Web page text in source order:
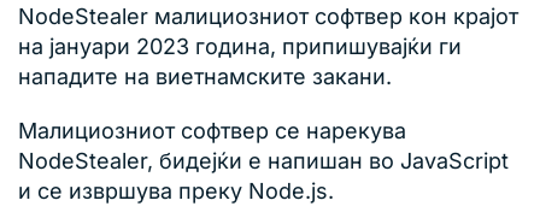
NodeStealer малициозниот софтвер кон крајот
на јануари 2023 година, припишувајќи ги
нападите на виетнамските закани.
Малициозниот софтвер се нарекува
NodeStealer, бидејќи е напишан во JavaScript
и се извршува преку Node.js.